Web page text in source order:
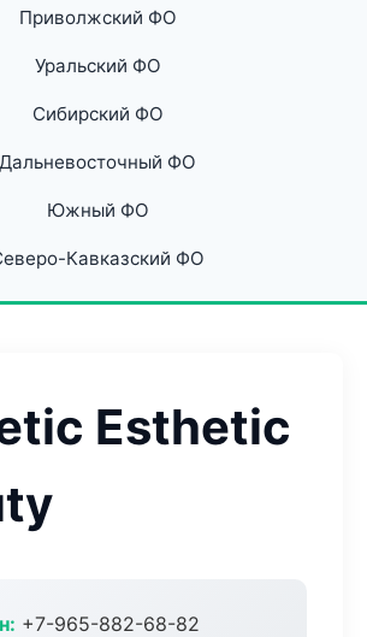
Приволжский ФО
Уральский ФО
Сибирский ФО
Дальневосточный ФО
Южный ФО
Кавказский ФО
Esthetic
+7-965-882-68-82